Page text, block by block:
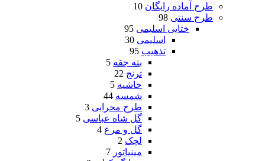
طرح آماده رایگان 10
طرح سنتی 98
ختایی اسلیمی 95
اسلیمی 30
تذهیب 95
بته جقه 5
ترنج 22
حاشیه 5
شمسه 44
طرح محرابی 3
گل شاه عباسی 5
گل و مرغ 4
لچک 2
مینیاتور 7